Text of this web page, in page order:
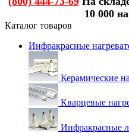
10 000
Каталог товаров
Инфракрасные
Керамические
Кварцевые
Инфракрасные